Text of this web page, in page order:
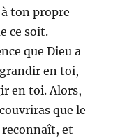
ton propre
ce soit.
que Dieu a
en toi,
en toi. Alors,
que le
reconnaît, et